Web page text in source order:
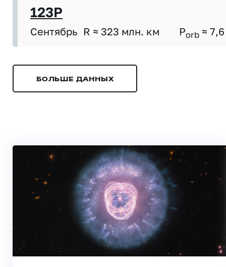
123P
Сентябрь R ≈ 323 млн. км Porb ≈ 7,6
БОЛЬШЕ ДАННЫХ